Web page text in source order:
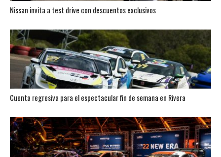
Nissan invita a test drive con descuentos exclusivos
Cuenta regresiva para el espectacular fin de semana en Rivera